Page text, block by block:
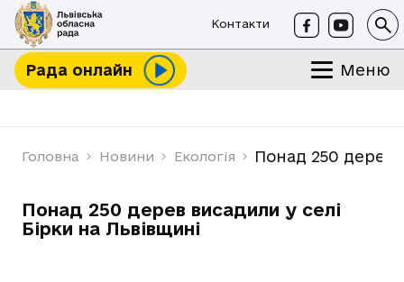
Контакти
Рада онлайн Меню
Головна Новини Екологія Понад 250 дерев
Понад 250 дерев висадили у селі
Бірки на Львівщині